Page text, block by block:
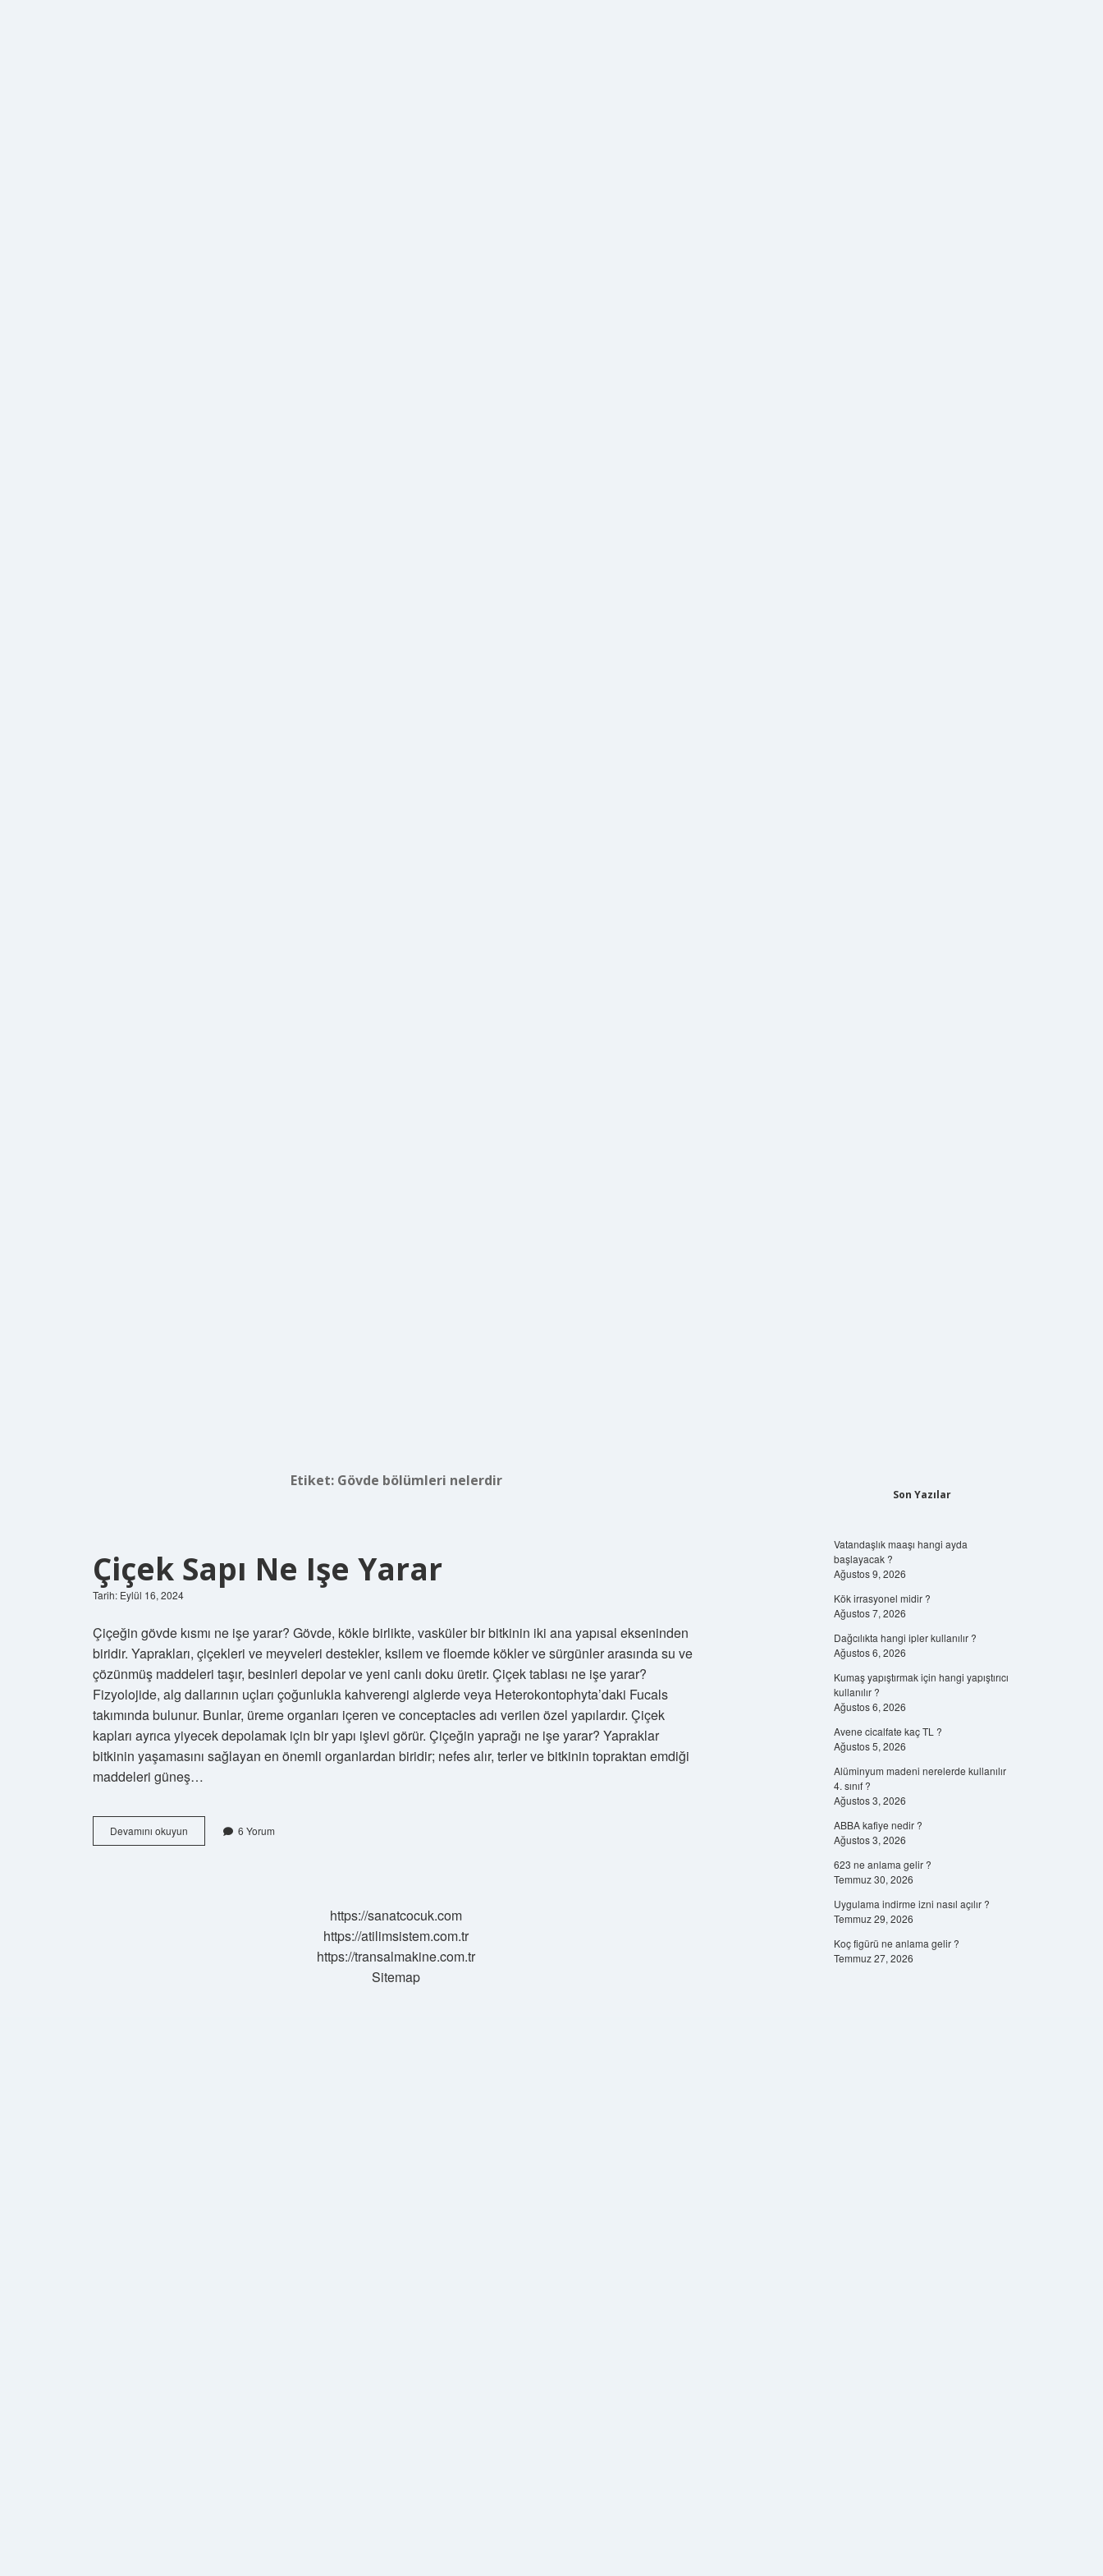
Etiket: Gövde bölümleri nelerdir
Çiçek Sapı Ne Işe Yarar
Tarih: Eylül 16, 2024
Çiçeğin gövde kısmı ne işe yarar? Gövde, kökle birlikte, vasküler bir bitkinin iki ana yapısal ekseninden
biridir. Yaprakları, çiçekleri ve meyveleri destekler, ksilem ve floemde kökler ve sürgünler arasında su ve
çözünmüş maddeleri taşır, besinleri depolar ve yeni canlı doku üretir. Çiçek tablası ne işe yarar?
Fizyolojide, alg dallarının uçları çoğunlukla kahverengi alglerde veya Heterokontophyta’daki Fucals
takımında bulunur. Bunlar, üreme organları içeren ve conceptacles adı verilen özel yapılardır. Çiçek
kapları ayrıca yiyecek depolamak için bir yapı işlevi görür. Çiçeğin yaprağı ne işe yarar? Yapraklar
bitkinin yaşamasını sağlayan en önemli organlardan biridir; nefes alır, terler ve bitkinin topraktan emdiği
maddeleri güneş…
Devamını okuyun
Sapı
6 Yorum
https://sanatcocuk.com
https://atilimsistem.com.tr
https://transalmakine.com.tr
Sitemap
Son Yazılar
Vatandaşlık maaşı hangi ayda
başlayacak ?
Ağustos 9, 2026
Kök irrasyonel midir ?
Ağustos 7, 2026
Dağcılıkta hangi ipler kullanılır ?
Ağustos 6, 2026
Kumaş yapıştırmak için hangi yapıştırıcı
kullanılır ?
Ağustos 6, 2026
Avene cicalfate kaç TL ?
Ağustos 5, 2026
Alüminyum madeni nerelerde kullanılır
4. sınıf ?
Ağustos 3, 2026
ABBA kafiye nedir ?
Ağustos 3, 2026
623 ne anlama gelir ?
Temmuz 30, 2026
Uygulama indirme izni nasıl açılır ?
Temmuz 29, 2026
Koç figürü ne anlama gelir ?
Temmuz 27, 2026